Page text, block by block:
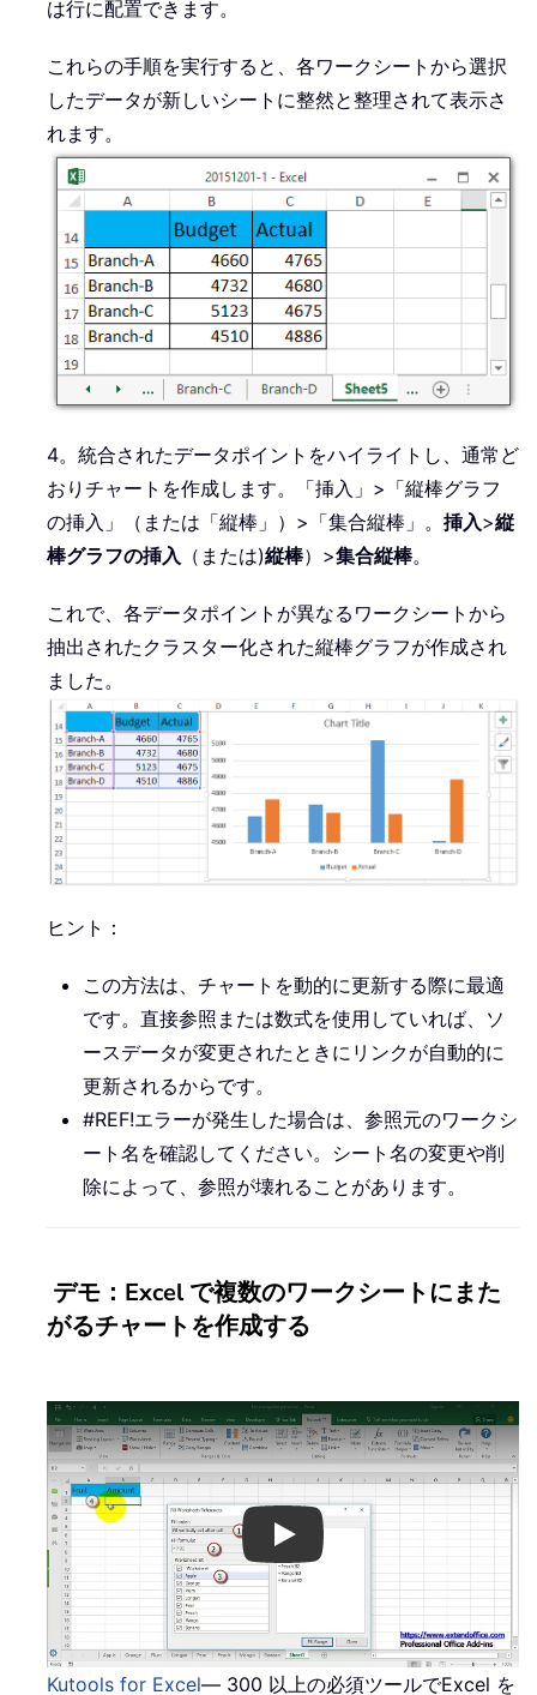
は行に配置できます。
これらの手順を実行すると、各ワークシートから選択
したデータが新しいシートに整然と整理されて表示さ
れます。
4。統合されたデータポイントをハイライトし、通常ど
おりチャートを作成します。「挿入」>「縦棒グラフ
の挿入」（または「縦棒」）>「集合縦棒」。 挿入>縦
棒グラフの挿入 （または)縦棒）>集合縦棒。
これで、各データポイントが異なるワークシートから
抽出されたクラスター化された縦棒グラフが作成され
ました。
ヒント：
この方法は、チャートを動的に更新する際に最適
です。直接参照または数式を使用していれば、ソ
ースデータが変更されたときにリンクが自動的に
更新されるからです。
#REF!エラーが発生した場合は、参照元のワークシ
ート名を確認してください。シート名の変更や削
除によって、参照が壊れることがあります。
デモ：Excel で複数のワークシートにまた
がるチャートを作成する
Play
Kutools for Excel— 300 以上の必須ツールでExcel を